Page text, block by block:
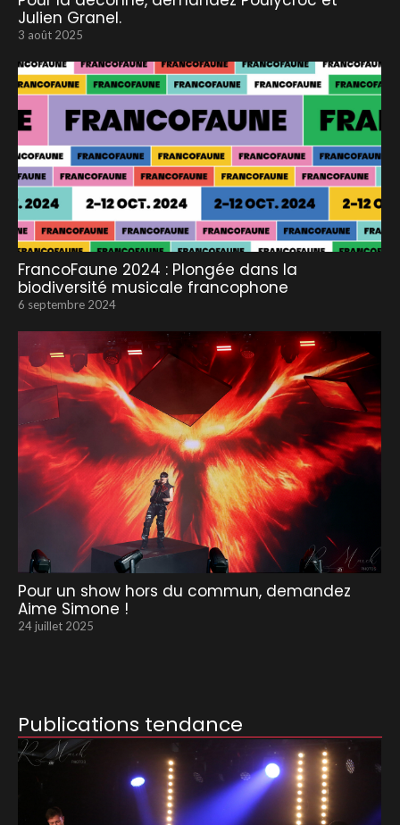
Julien Granel.
3 août 2025
FrancoFaune 2024 : Plongée dans la
biodiversité musicale francophone
6 septembre 2024
Pour un show hors du commun, demandez
Aime Simone !
24 juillet 2025
Publications tendance